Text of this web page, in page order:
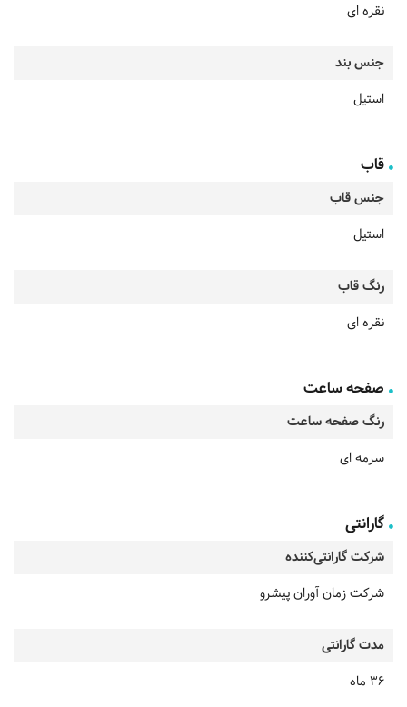
نقره ای
جنس بند
استیل
قاب
جنس قاب
استیل
رنگ قاب
نقره ای
صفحه ساعت
رنگ صفحه ساعت
سرمه ای
گارانتی
شرکت گارانتی‌کننده
شرکت زمان آوران پیشرو
مدت گارانتی
36 ماه